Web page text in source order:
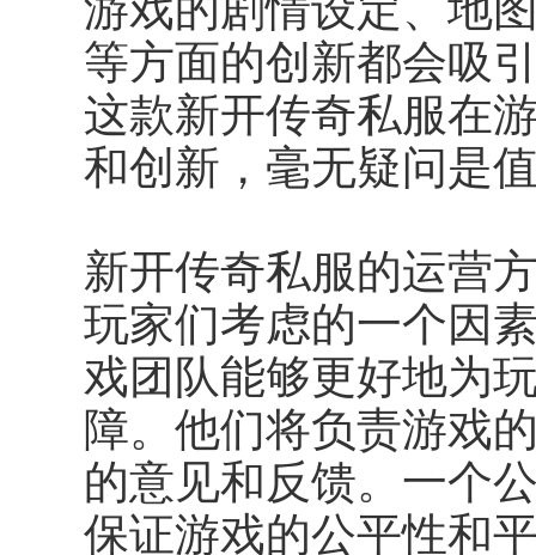
等方面的创新都会吸
这款新开传奇私服在
和创新，毫无疑问是
新开传奇私服的运营
玩家们考虑的一个因
戏团队能够更好地为
障。他们将负责游戏
的意见和反馈。一个
保证游戏的公平性和